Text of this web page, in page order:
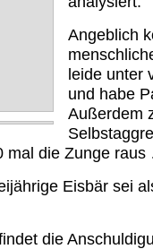
Angeblich
leide unter
und habe
Außerdem
mal die Zunge
Eisbär sei
die